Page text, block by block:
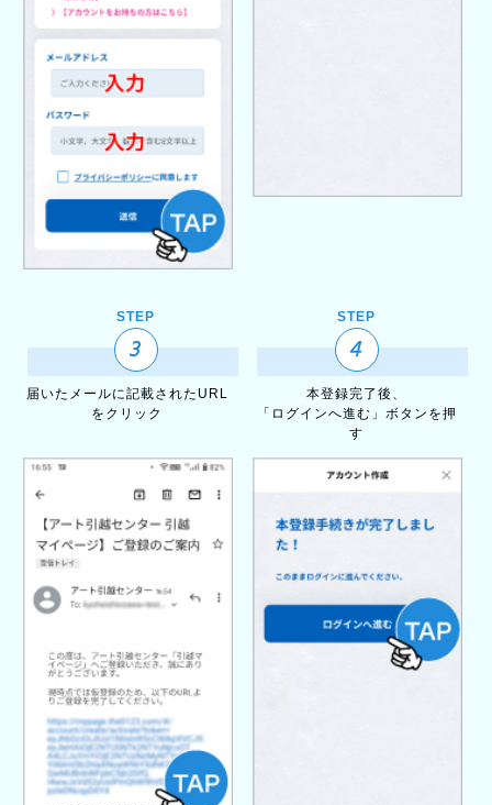
STEP
3
届いたメールに記載されたURL
をクリック
STEP
4
本登録完了後、
「ログインへ進む」ボタンを押
す